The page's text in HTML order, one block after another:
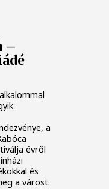
–
a
évről
és
a várost.